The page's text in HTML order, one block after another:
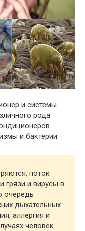
и системы
рода
и бактерии.
поток
грязи и вирусы в
очередь
дыхательных
аллергия и
человек